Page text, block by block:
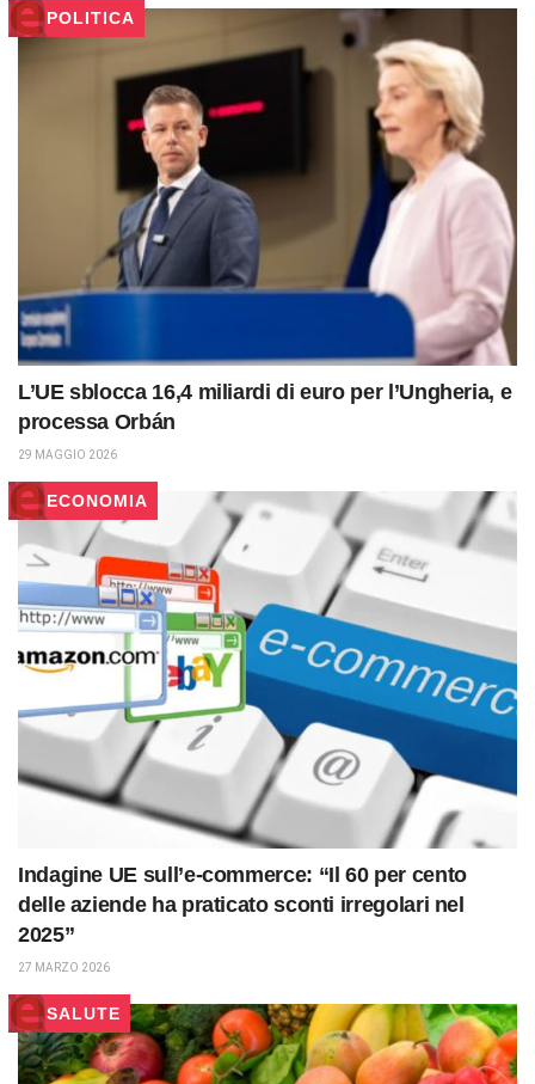
POLITICA
L’UE sblocca 16,4 miliardi di euro per l’Ungheria, e
processa Orbán
29 MAGGIO 2026
ECONOMIA
Indagine UE sull’e-commerce: “Il 60 per cento
delle aziende ha praticato sconti irregolari nel
2025”
27 MARZO 2026
SALUTE